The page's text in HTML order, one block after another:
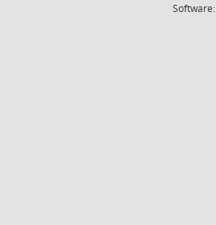
Software: